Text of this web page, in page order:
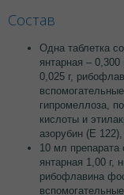
Состав
Одна таблетка
янтарная – 0,300
0,025 г,
гипромеллоза,
кислоты и
азорубин (Е
10 мл препарата
янтарная 1,00 г,
рибофлавина